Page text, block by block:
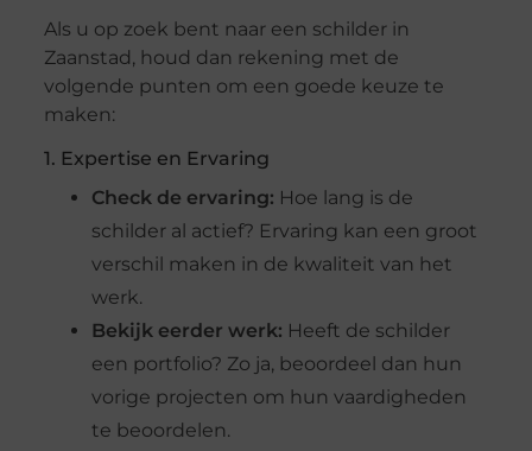
Als u op zoek bent naar een schilder in
Zaanstad, houd dan rekening met de
volgende punten om een goede keuze te
maken:
1. Expertise en Ervaring
Check de ervaring: Hoe lang is de
schilder al actief? Ervaring kan een groot
verschil maken in de kwaliteit van het
werk.
Bekijk eerder werk: Heeft de schilder
een portfolio? Zo ja, beoordeel dan hun
vorige projecten om hun vaardigheden
te beoordelen.